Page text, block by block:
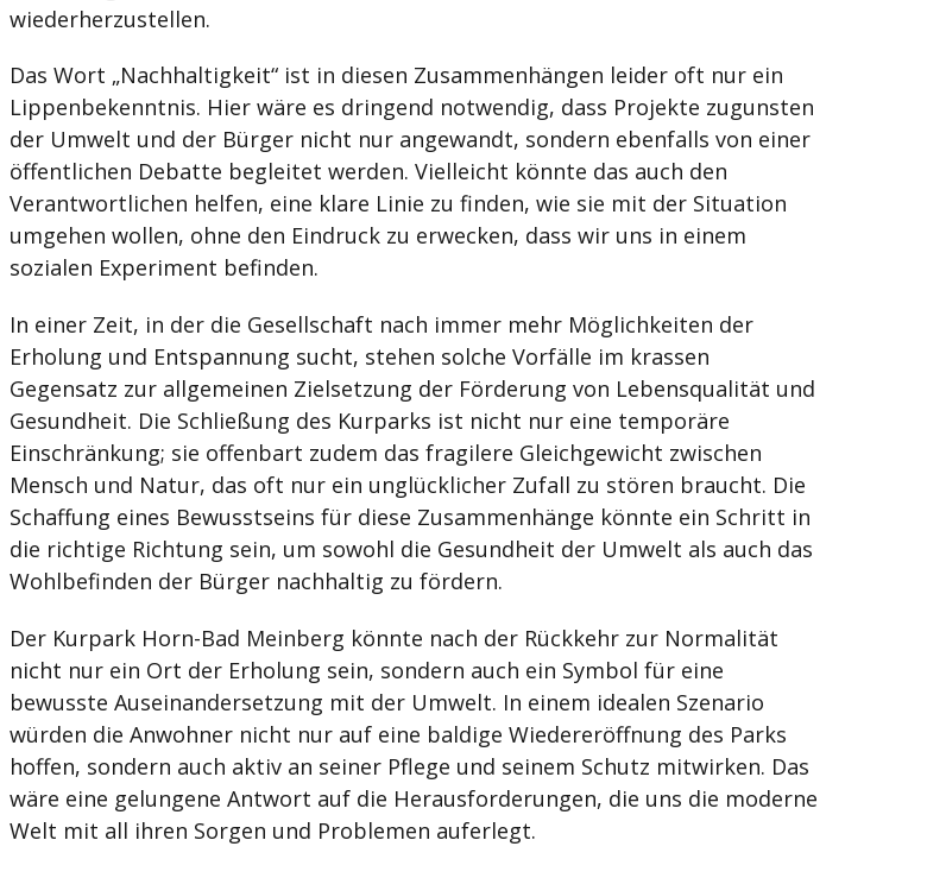
wiederherzustellen.
Das Wort „Nachhaltigkeit“ ist in diesen Zusammenhängen leider oft nur ein
Lippenbekenntnis. Hier wäre es dringend notwendig, dass Projekte zugunsten
der Umwelt und der Bürger nicht nur angewandt, sondern ebenfalls von einer
öffentlichen Debatte begleitet werden. Vielleicht könnte das auch den
Verantwortlichen helfen, eine klare Linie zu finden, wie sie mit der Situation
umgehen wollen, ohne den Eindruck zu erwecken, dass wir uns in einem
sozialen Experiment befinden.
In einer Zeit, in der die Gesellschaft nach immer mehr Möglichkeiten der
Erholung und Entspannung sucht, stehen solche Vorfälle im krassen
Gegensatz zur allgemeinen Zielsetzung der Förderung von Lebensqualität und
Gesundheit. Die Schließung des Kurparks ist nicht nur eine temporäre
Einschränkung; sie offenbart zudem das fragilere Gleichgewicht zwischen
Mensch und Natur, das oft nur ein unglücklicher Zufall zu stören braucht. Die
Schaffung eines Bewusstseins für diese Zusammenhänge könnte ein Schritt in
die richtige Richtung sein, um sowohl die Gesundheit der Umwelt als auch das
Wohlbefinden der Bürger nachhaltig zu fördern.
Der Kurpark Horn-Bad Meinberg könnte nach der Rückkehr zur Normalität
nicht nur ein Ort der Erholung sein, sondern auch ein Symbol für eine
bewusste Auseinandersetzung mit der Umwelt. In einem idealen Szenario
würden die Anwohner nicht nur auf eine baldige Wiedereröffnung des Parks
hoffen, sondern auch aktiv an seiner Pflege und seinem Schutz mitwirken. Das
wäre eine gelungene Antwort auf die Herausforderungen, die uns die moderne
Welt mit all ihren Sorgen und Problemen auferlegt.